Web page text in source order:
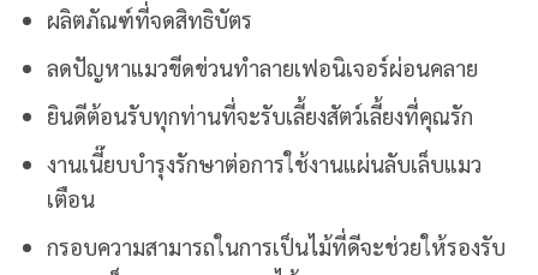
ผลิตภัณฑ์ที่จดสิทธิบัตร
ลดปัญหาแมวขีดข่วนทำลายเฟอนิเจอร์ผ่อนคลาย
ยินดีต้อนรับทุกท่านที่จะรับเลี้ยงสัตว์เลี้ยงที่คุณรัก
งานเนี๊ยบบำรุงรักษาต่อการใช้งานแผ่นลับเล็บแมว
เตือน
กรอบความสามารถในการเป็นไม้ที่ดีจะช่วยให้รองรับ